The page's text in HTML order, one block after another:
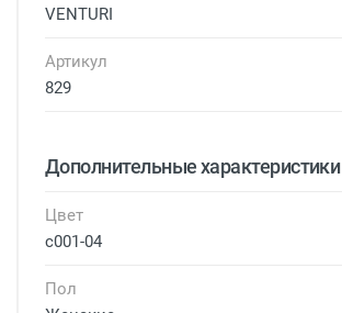
VENTURI
Артикул
829
Дополнительные характеристики
Цвет
с001-04
Пол